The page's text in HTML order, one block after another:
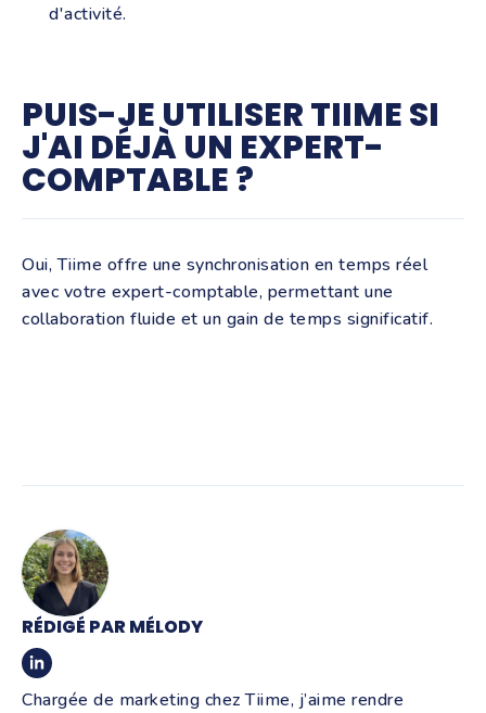
d'activité.
PUIS-JE UTILISER TIIME SI
J'AI DÉJÀ UN EXPERT-
COMPTABLE ?
Oui, Tiime offre une synchronisation en temps réel
avec votre expert-comptable, permettant une
collaboration fluide et un gain de temps significatif.
RÉDIGÉ PAR MÉLODY
Chargée de marketing chez Tiime, j’aime rendre